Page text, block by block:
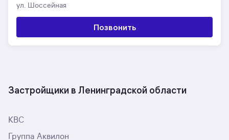
ул. Шоссейная
Позвонить
Застройщики в Ленинградской области
КВС
Группа Аквилон